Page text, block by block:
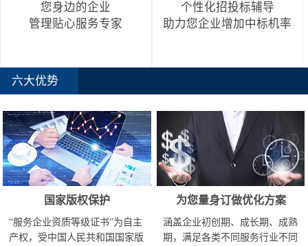
您身边的企业
管理贴心服务专家
个性化招投标辅导
助力您企业增加中标机率
六大优势
国家版权保护
“服务企业资质等级证书”为自主
产权，受中国人民共和国国家版
为您量身订做优化方案
涵盖企业初创期、成长期、成熟
期，满足各类不同服务行业不同